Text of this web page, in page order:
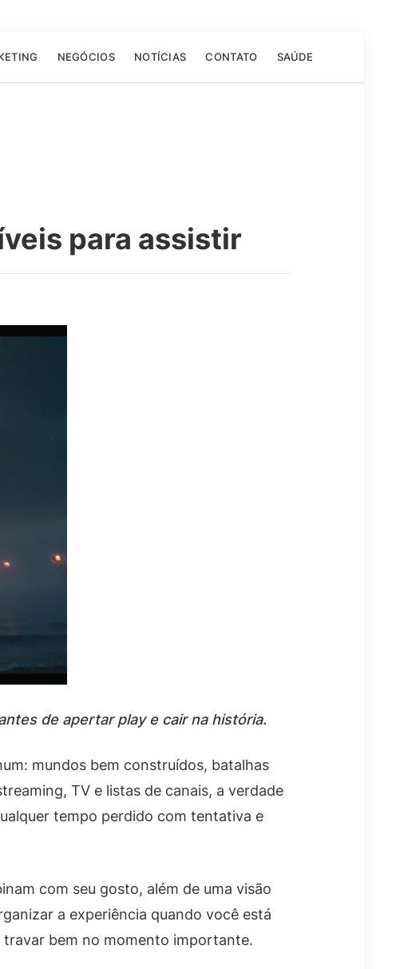
NEGÓCIOS NOTÍCIAS CONTATO SAÚDE
para assistir
de apertar play e cair na história.
mundos bem construídos, batalhas
TV e listas de canais, a verdade
tempo perdido com tentativa e
com seu gosto, além de uma visão
a experiência quando você está
travar bem no momento importante.